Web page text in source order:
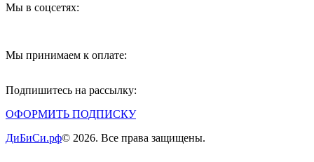
Мы в соцсетях:
Мы принимаем к оплате:
Подпишитесь на рассылку:
ОФОРМИТЬ ПОДПИСКУ
ДиБиСи.рф© 2026. Все права защищены.